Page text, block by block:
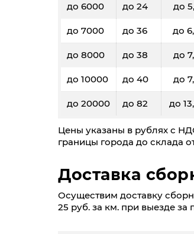
до 6000 до 24 до
до 7000 до 36 до
до 8000 до 38 до
до 10000 до 40 до
до 20000 до 82 до
Цены указаны в рублях с
границы города до склада
Доставка
Осуществим доставку
25 руб. за км. при выезде за